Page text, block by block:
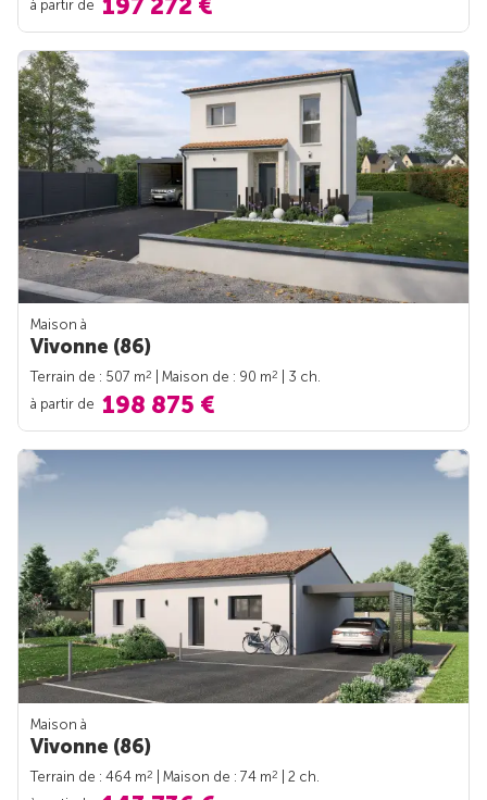
à partir de
Maison à
Vivonne (86)
Terrain de : 507 m2 | Maison de : 90 m2
| 3 ch.
à partir de 198 875 €
Maison à
Vivonne (86)
Terrain de : 464 m2 | Maison de : 74 m2
| 2 ch.